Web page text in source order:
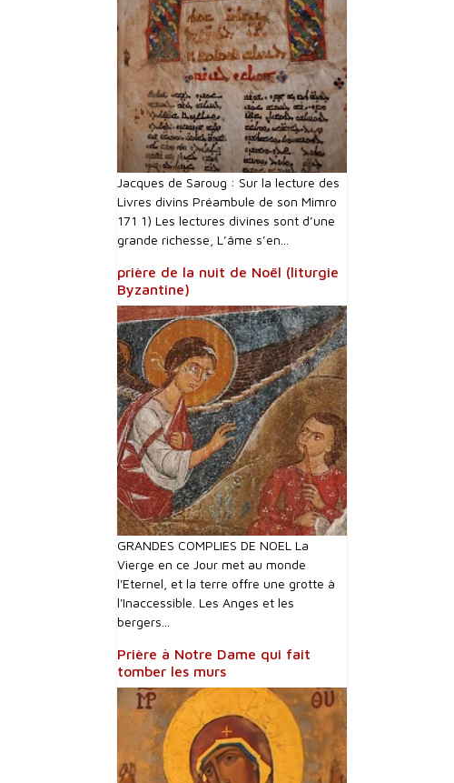
Jacques de Saroug : Sur la lecture des
Livres divins Préambule de son Mimro
171 1) Les lectures divines sont d’une
grande richesse, L’âme s’en...
prière de la nuit de Noël (liturgie
Byzantine)
GRANDES COMPLIES DE NOEL La
Vierge en ce Jour met au monde
l'Eternel, et la terre offre une grotte à
l'Inaccessible. Les Anges et les
bergers...
Prière à Notre Dame qui fait
tomber les murs